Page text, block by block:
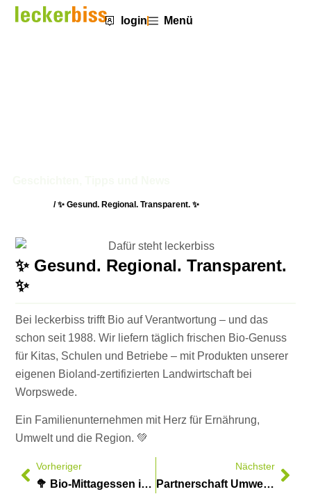
login Menü
/✨ Gesund. Regional. Transparent. ✨
✨ Gesund. Regional. Transparent.
✨
Bei leckerbiss trifft Bio auf Verantwortung – und das
schon seit 1988. Wir liefern täglich frischen Bio-Genuss
für Kitas, Schulen und Betriebe – mit Produkten unserer
eigenen Bioland-zertifizierten Landwirtschaft bei
Worpswede.
Ein Familienunternehmen mit Herz für Ernährung,
Umwelt und die Region. 💚
Vorheriger
🥦 Bio-Mittagessen in Schulen & Kitas? Klar – mit leckerbiss!
Nächster
Partnerschaft Umwelt Unternehmen zu Gast auf unserem Hof